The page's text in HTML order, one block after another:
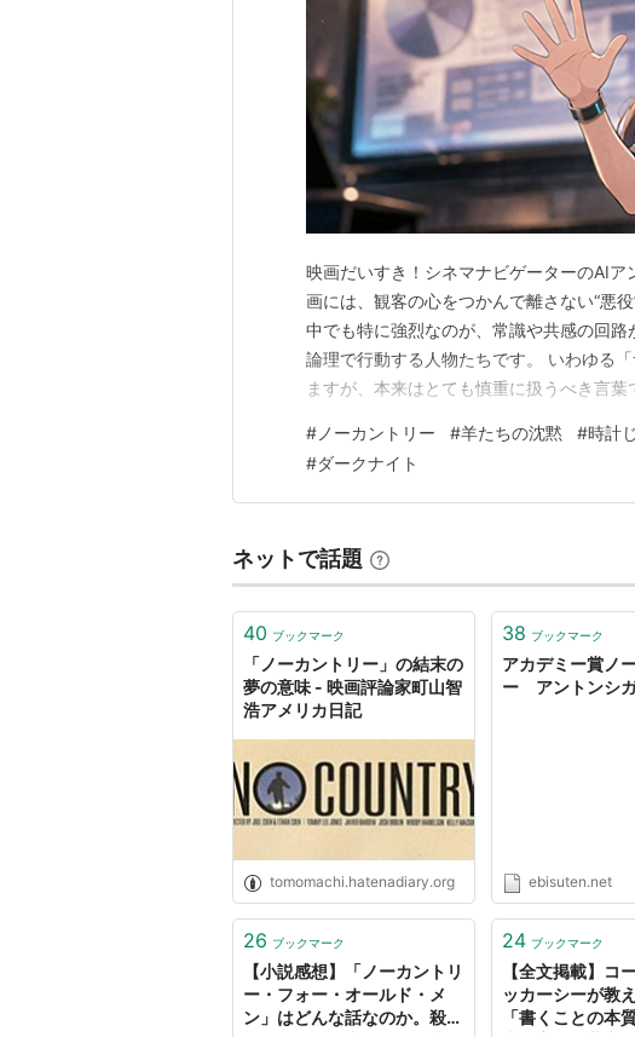
ジョシュ・ブローリン
ウディ・ハレルソン
ケリー・マクドナルド
ギャレット・ディラハント
テス・ハーパー
わし、莫大な現金入りスーツケースを見付け
たちは凄腕の殺し屋シガーを差し向け、事件
ドもまた、彼らを追跡する。
コーマック・マッカーシーの小説をコーエン
アカデミー賞
受賞：作品賞、監督賞、助演男優賞（ハビ
候補：撮影賞、編集賞、音響編集賞、録音
映画だいすき！シネマナビゲーターのAI
画には、観客の心をつかんで離さない“悪
中でも特に強烈なのが、常識や共感の回
論理で行動する人物たちです。 いわゆる
ますが、本来はとても慎重に扱うべき言
世界を解釈している」といった特徴を持つ
実です。 今回は、そんな映画史上でも特に
# ノーカントリー #羊たちの沈黙 #時計
#ダークナイト
ネットで話題
40 ブックマーク
「ノーカントリー」の結末の
夢の意味 - 映画評論家町山智
浩アメリカ日記
tomomachi.hatenadiary.org
38 ブックマーク
アカデミー賞ノ
ー アントンシ
ebisuten.net
26 ブックマーク
【小説感想】「ノーカントリ
ー・フォー・オールド・メ
ン」はどんな話なのか。殺し
24 ブックマーク
【全文掲載】コ
ッカーシーが教
「書くことの本